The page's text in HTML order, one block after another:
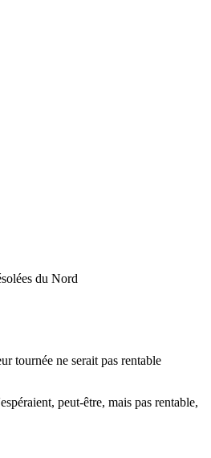
du Nord
tournée ne serait pas rentable
peut-être, mais pas rentable,